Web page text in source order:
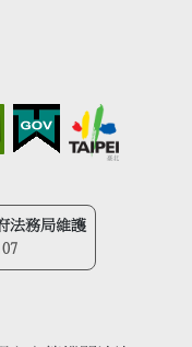
法務局維護